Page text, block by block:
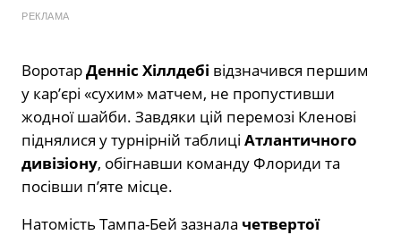
РЕКЛАМА
ВоротарДенніс Хіллдебі відзначився першим
у кар’єрі «сухим» матчем, не пропустивши
жодної шайби. Завдяки цій перемозі Кленові
піднялися у турнірній таблиці Атлантичного
дивізіону, обігнавши команду Флориди та
посівши п’яте місце.
Натомість Тампа-Бей зазнала четвертої